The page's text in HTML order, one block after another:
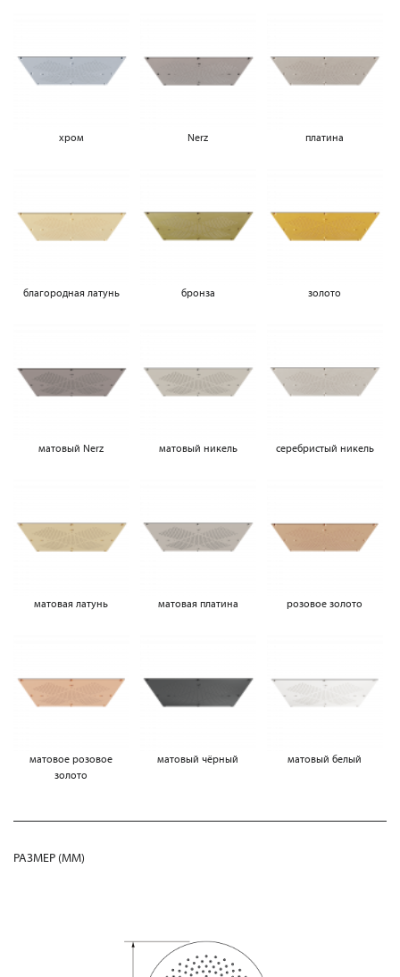
хром Nerz платина
благородная латунь бронза золото
матовый Nerz матовый никель серебристый никель
матовая латунь матовая платина розовое золото
матовое розовое
золото
матовый чёрный матовый белый
РАЗМЕР (MM)